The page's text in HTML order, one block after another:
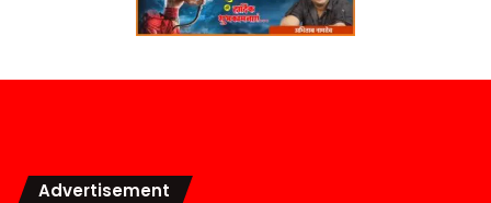
Advertisement